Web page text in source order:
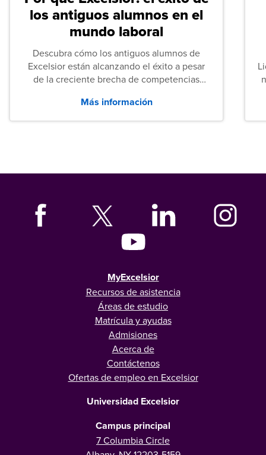
los antiguos alumnos en el
mundo laboral
Descubra cómo los antiguos alumnos de
Excelsior están alcanzando el éxito a pesar
de la creciente brecha de competencias
tanto las empresas como los recién
graduados en todo Estados Unidos.
Más información
MyExcelsior
Recursos de asistencia
Áreas de estudio
Matrícula y ayudas
Admisiones
Acerca de
Contáctenos
Ofertas de empleo en Excelsior
Universidad Excelsior
Campus principal
7 Columbia Circle